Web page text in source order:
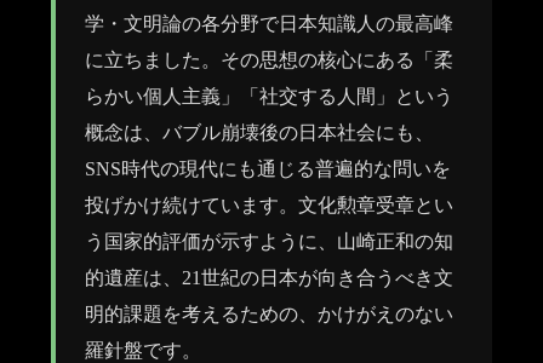
学・文明論の各分野で日本知識人の最高峰
に立ちました。その思想の核心にある「柔
らかい個人主義」「社交する人間」という
概念は、バブル崩壊後の日本社会にも、
SNS時代の現代にも通じる普遍的な問いを
投げかけ続けています。文化勲章受章とい
う国家的評価が示すように、山崎正和の知
的遺産は、21世紀の日本が向き合うべき文
明的課題を考えるための、かけがえのない
羅針盤です。